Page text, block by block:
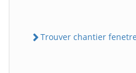
Trouver chantier fenetre